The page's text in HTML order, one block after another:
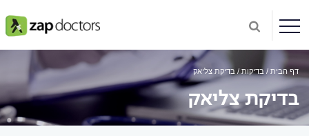
דף הבית בדיקות בדיקת צליאק
בדיקת צליאק